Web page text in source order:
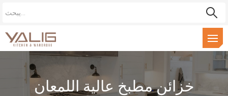
خزائن مطبخ عالية اللمعان